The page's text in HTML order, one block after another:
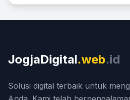
JogjaDigital.web.id
Solusi digital terbaik untuk